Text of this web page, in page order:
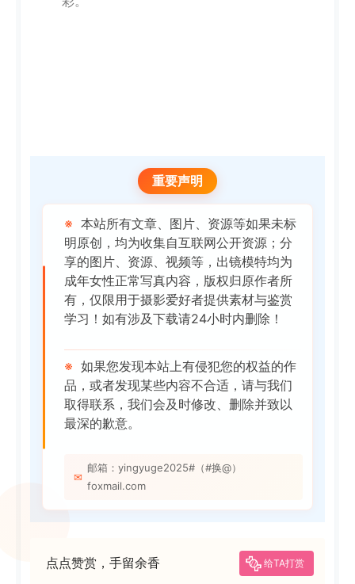
重要声明
※ 本站所有文章、图片、资源等如果未标
明原创，均为收集自互联网公开资源；分
享的图片、资源、视频等，出镜模特均为
成年女性正常写真内容，版权归原作者所
有，仅限用于摄影爱好者提供素材与鉴赏
学习！如有涉及下载请24小时内删除！
※ 如果您发现本站上有侵犯您的权益的作
品，或者发现某些内容不合适，请与我们
取得联系，我们会及时修改、删除并致以
最深的歉意。
✉
邮箱：yingyuge2025#（#换@）
foxmail.com
点点赞赏，手留余香 给TA打赏